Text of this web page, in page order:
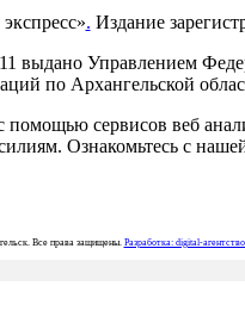
. Издание
выдано Управлением
по Архангельской
сервисов веб
Ознакомьтесь с
Все права защищены. Разработка: digital-